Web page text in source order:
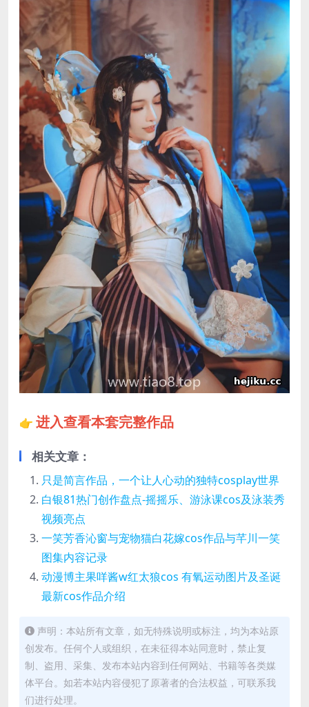
👉 进入查看本套完整作品
相关文章：
只是简言作品，一个让人心动的独特cosplay世界
白银81热门创作盘点-摇摇乐、游泳课cos及泳装秀
视频亮点
一笑芳香沁窗与宠物猫白花嫁cos作品与芊川一笑
图集内容记录
动漫博主果咩酱w红太狼cos 有氧运动图片及圣诞
最新cos作品介绍
声明：本站所有文章，如无特殊说明或标注，均为本站原
创发布。任何个人或组织，在未征得本站同意时，禁止复
制、盗用、采集、发布本站内容到任何网站、书籍等各类媒
体平台。如若本站内容侵犯了原著者的合法权益，可联系我
们进行处理。